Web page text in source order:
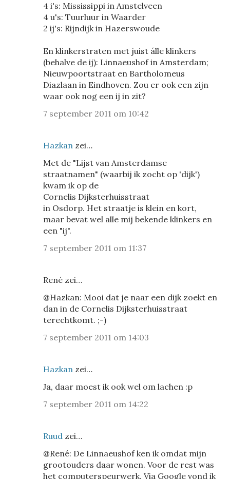
4 i's: Mississippi in Amstelveen
4 u's: Tuurluur in Waarder
2 ij's: Rijndijk in Hazerswoude
En klinkerstraten met juist álle klinkers
(behalve de ij): Linnaeushof in Amsterdam;
Nieuwpoortstraat en Bartholomeus
Diazlaan in Eindhoven. Zou er ook een zijn
waar ook nog een ij in zit?
7 september 2011 om 10:42
Hazkan zei…
Met de "Lijst van Amsterdamse
straatnamen" (waarbij ik zocht op 'dijk')
kwam ik op de
Cornelis Dijksterhuisstraat
in Osdorp. Het straatje is klein en kort,
maar bevat wel alle mij bekende klinkers en
een "ij".
7 september 2011 om 11:37
René zei…
@Hazkan: Mooi dat je naar een dijk zoekt en
dan in de Cornelis Dijksterhuisstraat
terechtkomt. ;-)
7 september 2011 om 14:03
Hazkan zei…
Ja, daar moest ik ook wel om lachen :p
7 september 2011 om 14:22
Ruud zei…
@René: De Linnaeushof ken ik omdat mijn
grootouders daar wonen. Voor de rest was
het computerspeurwerk. Via Google vond ik